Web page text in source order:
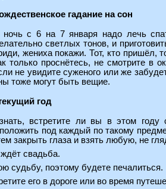
гадание на сон
ночь с 6 на 7 января надо лечь
светлых тонов, и
жениха покажи. Тот, кто пришёл,
только проснётесь, не смотрите в
не увидите суженого или же
тоже могут быть вещие.
год
встретите ли вы в этом
под каждый по такому
закрыть глаза и взять любую, не
свадьба.
судьбу, поэтому будете печалиться.
его в дороге или во время